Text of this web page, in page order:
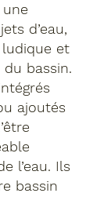
d’eau,
et
du bassin.
ajoutés
l’eau. Ils
bassin